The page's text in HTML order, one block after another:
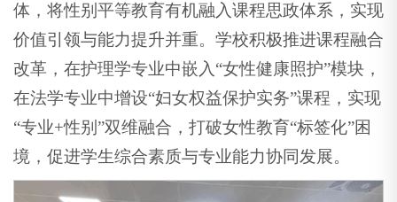
体，将性别平等教育有机融入课程思政体系，实现
价值引领与能力提升并重。学校积极推进课程融合
改革，在护理学专业中嵌入“女性健康照护”模块，
在法学专业中增设“妇女权益保护实务”课程，实现
“专业+性别”双维融合，打破女性教育“标签化”困
境，促进学生综合素质与专业能力协同发展。